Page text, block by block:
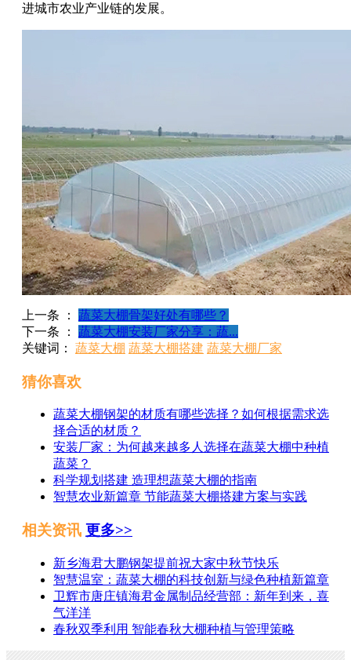
进城市农业产业链的发展。
上一条 ：
蔬菜大棚骨架好处有哪些？
下一条 ：
蔬菜大棚安装厂家分享：蔬...
关键词： 蔬菜大棚 蔬菜大棚搭建 蔬菜大棚厂家
猜你喜欢
蔬菜大棚钢架的材质有哪些选择？如何根据需求选
择合适的材质？
安装厂家：为何越来越多人选择在蔬菜大棚中种植
蔬菜？
科学规划搭建 造理想蔬菜大棚的指南
智慧农业新篇章 节能蔬菜大棚搭建方案与实践
相关资讯 更多>>
新乡海君大鹏钢架提前祝大家中秋节快乐
智慧温室：蔬菜大棚的科技创新与绿色种植新篇章
卫辉市唐庄镇海君金属制品经营部：新年到来，喜
气洋洋
春秋双季利用 智能春秋大棚种植与管理策略